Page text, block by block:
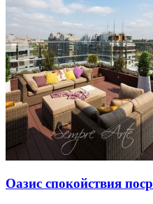
Оазис спокойствия